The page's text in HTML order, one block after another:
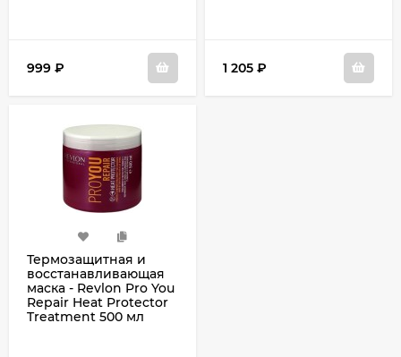
999 ₽ 1 205 ₽
Термозащитная и
восстанавливающая
маска - Revlon Pro You
Repair Heat Protector
Treatment 500 мл